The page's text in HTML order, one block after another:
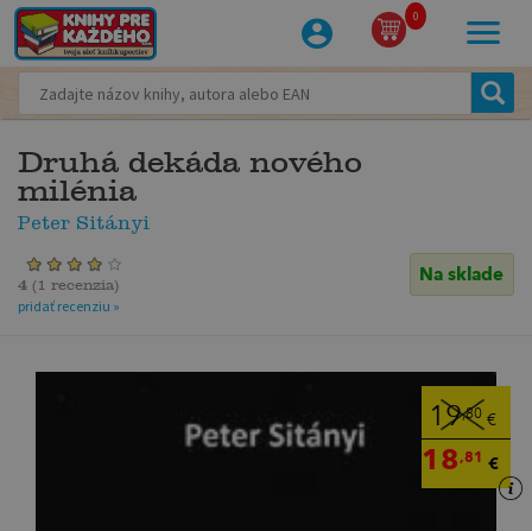
0
Druhá dekáda nového
milénia
Peter Sitányi
Na sklade
4 ( 1 recenzia)
pridať recenziu »
19,80 €
18,81 €